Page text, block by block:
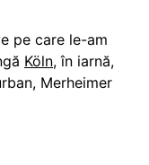
pe care le-am
Köln, în iarnă,
Merheimer